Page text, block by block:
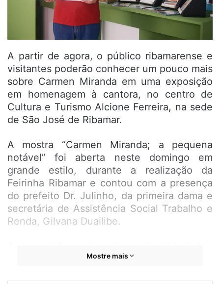
A partir de agora, o público ribamarense e
visitantes poderão conhecer um pouco mais
sobre Carmen Miranda em uma exposição
em homenagem à cantora, no centro de
Cultura e Turismo Alcione Ferreira, na sede
de São José de Ribamar.
A mostra “Carmen Miranda; a pequena
notável” foi aberta neste domingo em
grande estilo, durante a realização da
Feirinha Ribamar e contou com a presença
do prefeito Dr. Julinho, da primeira dama e
secretária de Assistência Social Trabalho e
Renda, Gilvana Duailibe.
pesquisador e artista plástico, Antônio
Mostre mais